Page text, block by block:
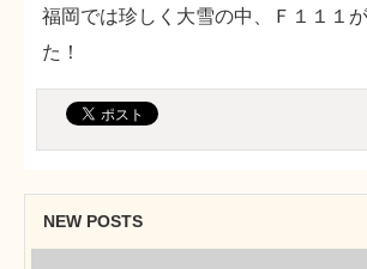
福岡では珍しく大雪の中、Ｆ１１１
た！
NEW POSTS